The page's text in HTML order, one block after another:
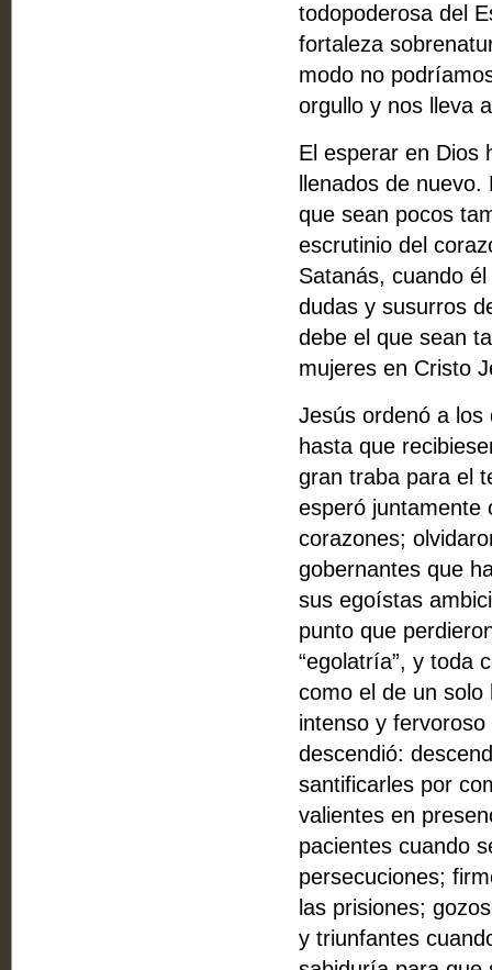
todopoderosa del
fortaleza
modo no
orgullo y nos lleva
El esperar en Dios
llenados de
que sean pocos
escrutinio del
Satanás, cuando
dudas y susurros
debe el que sean
mujeres en Cristo
Jesús ordenó a los
hasta que
gran traba para el
esperó juntamente
corazones;
gobernantes que
sus egoístas
punto que
“egolatría”, y toda
como el de un
intenso y
descendió:
santificarles por
valientes en
pacientes cuando
persecuciones;
las prisiones;
y triunfantes